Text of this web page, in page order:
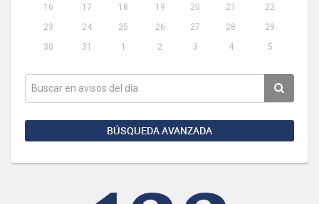
16
17 18 19 20 21
22
23
24 25 26 27 28
29
30
31 1 2 3 4 5
BÚSQUEDA AVANZADA